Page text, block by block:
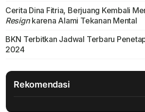
Cerita Dina Fitria, Berjuang Kembali
Resignkarena Alami Tekanan Mental
BKN Terbitkan Jadwal Terbaru
2024
Rekomendasi